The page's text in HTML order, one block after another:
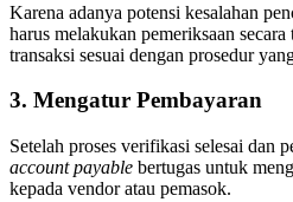
Karena adanya potensi kesalahan
harus melakukan pemeriksaan
transaksi sesuai dengan prosedur
3. Mengatur Pembayaran
Setelah proses verifikasi selesai dan
account payable bertugas untuk
kepada vendor atau pemasok.